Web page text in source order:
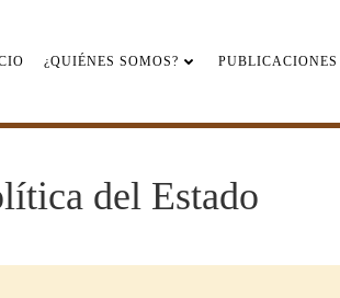
¿QUIÉNES SOMOS? PUBLICACIONES
del Estado